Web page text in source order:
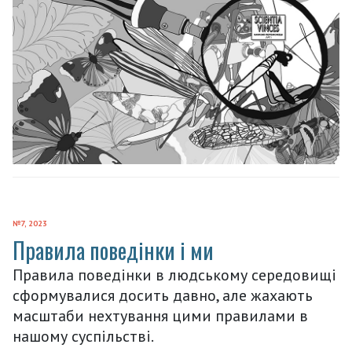
№7, 2023
Правила поведінки і ми
Правила поведінки в людському середовищі
сформувалися досить давно, але жахають
масштаби нехтування цими правилами в
нашому суспільстві.